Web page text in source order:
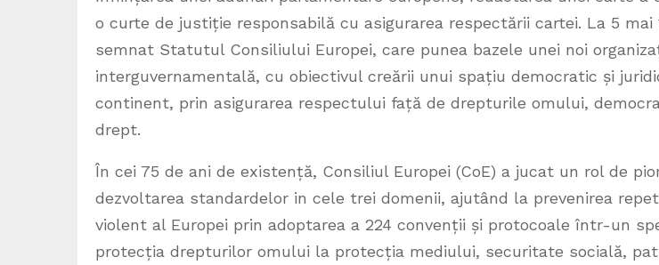
o curte de justiție responsabilă cu asigurarea respectării cartei. La 5 mai
semnat Statutul Consiliului Europei, care punea bazele unei noi
interguvernamentală, cu obiectivul creării unui spațiu democratic și
continent, prin asigurarea respectului față de drepturile omului,
drept.
În cei 75 de ani de existență, Consiliul Europei (CoE) a jucat un rol de
dezvoltarea standardelor in cele trei domenii, ajutând la prevenirea
violent al Europei prin adoptarea a 224 convenții și protocoale într-un
protecția drepturilor omului la protecția mediului, securitate socială,